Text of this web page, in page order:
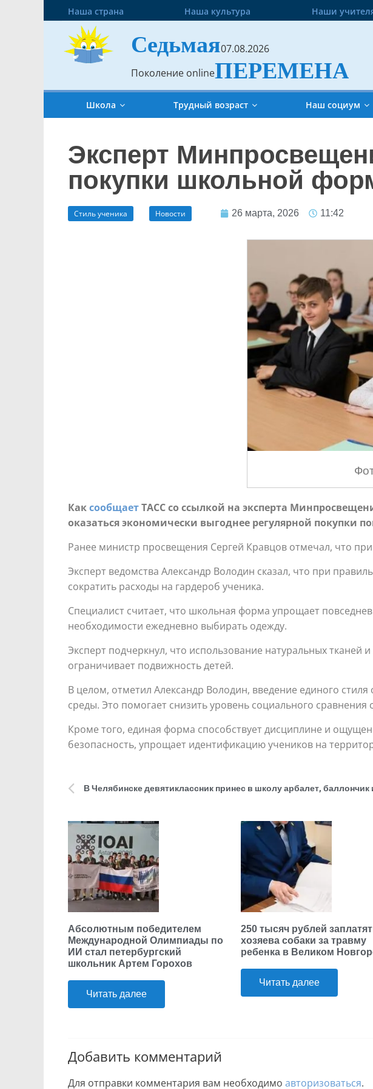
Наша страна Наша культура Наши
Седьмая07.08.2026
Поколение onlineПЕРЕМЕНА
Школа Трудный возраст Наш социум
Эксперт
покупки школьной
Стиль ученика Новости 26 марта, 2026 11:42
КаксообщаетТАСС со ссылкой на эксперта
оказаться экономически выгоднее регулярной покупки
Ранее министр просвещения Сергей Кравцов отмечал, что
Эксперт ведомства Александр Володин сказал, что при
сократить расходы на гардероб ученика.
Специалист считает, что школьная форма упрощает
необходимости ежедневно выбирать одежду.
Эксперт подчеркнул, что использование натуральных тканей
ограничивает подвижность детей.
В целом, отметил Александр Володин, введение единого
среды. Это помогает снизить уровень социального
Кроме того, единая форма способствует дисциплине и
безопасность, упрощает идентификацию учеников на
Абсолютным победителем
Международной Олимпиады по
ИИ стал петербургский
школьник Артем Горохов
Читать далее
250 тысяч рублей заплатят
хозяева собаки за травму
ребенка в Великом
Читать далее
Добавить комментарий
Для отправки комментария вам необходимо авторизоваться.